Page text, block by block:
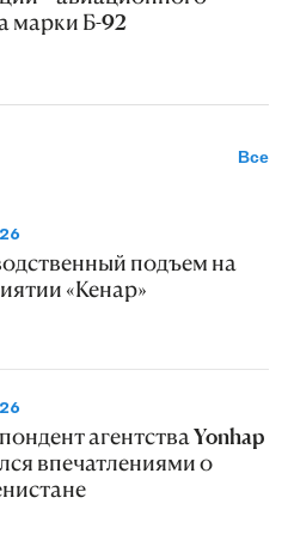
марки Б-92
Все
подъем на
«Кенар»
агентства Yonhap
впечатлениями о